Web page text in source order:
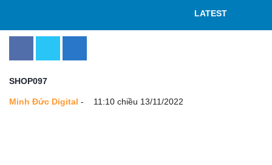
LATEST
SHOP097
Minh Đức Digital - 11:10 chiều 13/11/2022